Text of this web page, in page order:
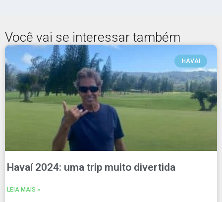
Você vai se interessar também
HAVAI
Havaí 2024: uma trip muito divertida
LEIA MAIS »